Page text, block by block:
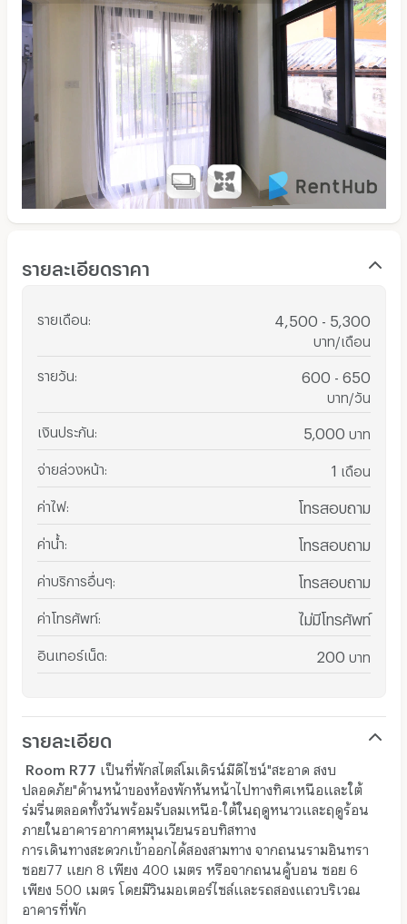
รายละเอียดราคา
รายเดือน 4,500 - 5,300
บาท/เดือน
รายวัน 600 - 650
บาท/วัน
เงินประกัน 5,000 บาท
จ่ายล่วงหน้า 1 เดือน
ค่าไฟ: โทรสอบถาม
ค่าน้ำ โทรสอบถาม
ค่าบริการอื่นๆ โทรสอบถาม
ค่าโทรศัพท์: ไม่มีโทรศัพท์
อินเทอร์เน็ต 200 บาท
รายละเอียด
Room R77 เป็นที่พักสไตล์โมเดิรน์มีดีไซน์"สะอาด สงบ
ปลอดภัย"ด้านหน้าของห้องพักหันหน้าไปทางทิศเหนือและใต้
ร่มรื่นตลอดทั้งวันพร้อมรับลมเหนือ-ใต้ในฤดูหนาวและฤดูร้อน
ภายในอาคารอากาศหมุนเวียนรอบทิสทาง
การเดินทางสะดวกเข้าออกได้สองสามทาง จากถนนรามอินทรา
ซอย77 แยก 8 เพียง 400 เมตร หรือจากถนนคู้บอน ซอย 6
เพียง 500 เมตร โดยมีวินมอเตอร์ไซล์และรถสองแถวบริเวณ
อาคารที่พัก